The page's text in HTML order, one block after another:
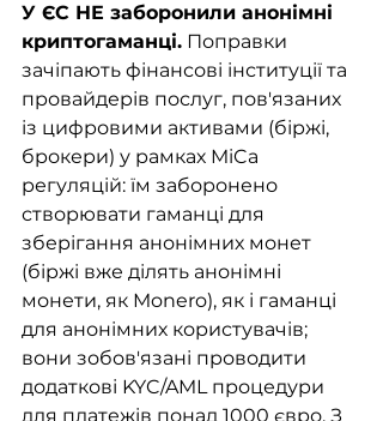
У ЄС НЕ заборонили анонімні
криптогаманці. Поправки
зачіпають фінансові інституції та
провайдерів послуг, пов'язаних
із цифровими активами (біржі,
брокери) у рамках MiCa
регуляцій: їм заборонено
створювати гаманці для
зберігання анонімних монет
(біржі вже ділять анонімні
монети, як Monero), як і гаманці
для анонімних користувачів;
вони зобов'язані проводити
додаткові KYC/AML процедури
для платежів понад 1000 євро. З